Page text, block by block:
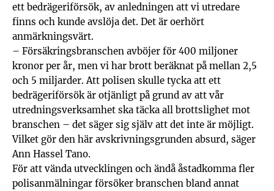
ett bedrägeriförsök, av anledningen att vi utredare
finns och kunde avslöja det. Det är oerhört
anmärkningsvärt.
– Försäkringsbranschen avböjer för 400 miljoner
kronor per år, men vi har brott beräknat på mellan 2,5
och 5 miljarder. Att polisen skulle tycka att ett
bedrägeriförsök är otjänligt på grund av att vår
utredningsverksamhet ska täcka all brottslighet mot
branschen – det säger sig själv att det inte är möjligt.
Vilket gör den här avskrivningsgrunden absurd, säger
Ann Hassel Tano.
För att vända utvecklingen och ändå åstadkomma fler
polisanmälningar försöker branschen bland annat